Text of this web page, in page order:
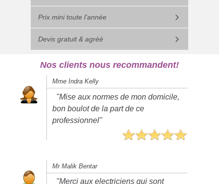
Prix mini toute l'année
Devis gratuit & agréé
Nos clients nous recommandent!
Mme Indra Kelly
"Mise aux normes de mon domicile,
bon boulot de la part de ce
professionnel"
Mr Malik Bentar
"Merci aux electriciens qui sont